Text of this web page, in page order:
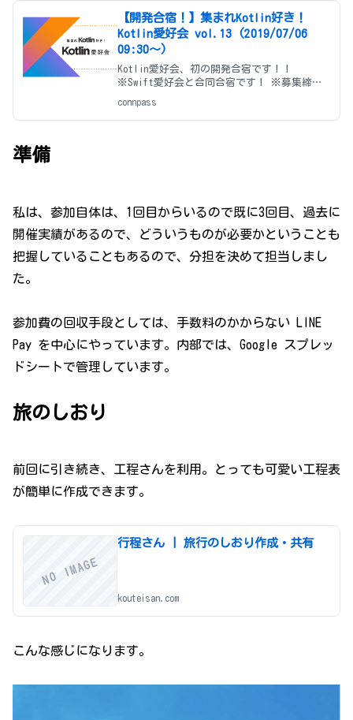
【開発合宿！】集まれKotlin好き！
Kotlin愛好会 vol.13 (2019/07/06
09:30〜)
Kotlin愛好会、初の開発合宿です！！
※Swift愛好会と合同合宿です！ ※募集締切
ください！（宿の空き状況により、お断りさ
せていただくこともございます。ご了承くだ
connpass
準備
私は、参加自体は、1回目からいるので既に3回目、過去に
開催実績があるので、どういうものが必要かということも
把握していることもあるので、分担を決めて担当しまし
た。
参加費の回収手段としては、手数料のかからない LINE
Pay を中心にやっています。内部では、Google スプレッ
ドシートで管理しています。
旅のしおり
前回に引き続き、工程さんを利用。とっても可愛い工程表
が簡単に作成できます。
NO IMAGE
行程さん | 旅行のしおり作成・共有
kouteisan.com
こんな感じになります。